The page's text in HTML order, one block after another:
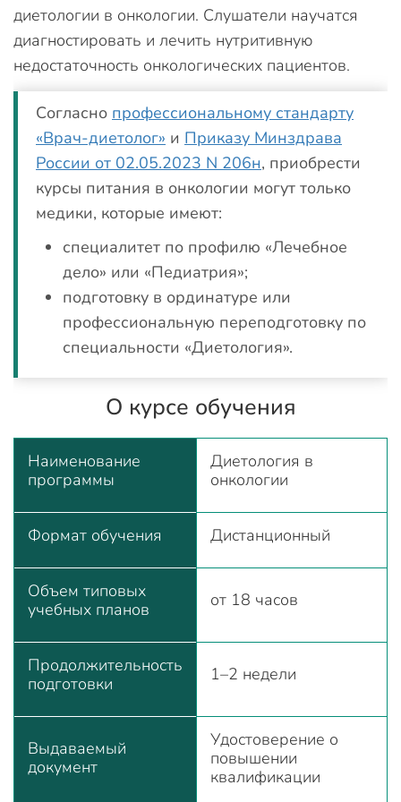
диетологии в онкологии. Слушатели научатся
диагностировать и лечить нутритивную
недостаточность онкологических пациентов.
Согласно профессиональному стандарту
«Врач-диетолог» и Приказу Минздрава
России от 02.05.2023 N 206н, приобрести
курсы питания в онкологии могут только
медики, которые имеют:
специалитет по профилю «Лечебное
дело» или «Педиатрия»;
подготовку в ординатуре или
профессиональную переподготовку по
специальности «Диетология».
О курсе обучения
Наименование
программы
Диетология в
онкологии
Формат обучения Дистанционный
Объем типовых
учебных планов
от 18 часов
Продолжительность
подготовки
1–2 недели
Выдаваемый
документ
Удостоверение о
повышении
квалификации